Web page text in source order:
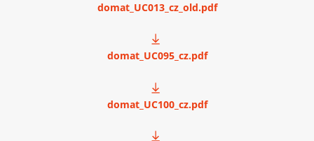
domat_UC013_cz_old.pdf
domat_UC095_cz.pdf
domat_UC100_cz.pdf